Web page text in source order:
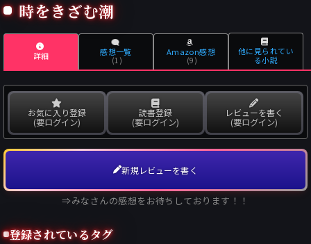
時をきざむ潮
詳細 感想一覧
(1)
Amazon感想
(9)
他に見られてい
る小説
お気に入り登録
(要ログイン)
読書登録
(要ログイン)
レビューを書く
(要ログイン)
新規レビューを書く
⇒みなさんの感想をお待ちしております！！
登録されているタグ